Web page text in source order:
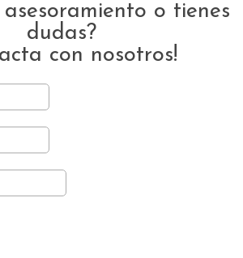
asesoramiento o tienes
dudas?
con nosotros!